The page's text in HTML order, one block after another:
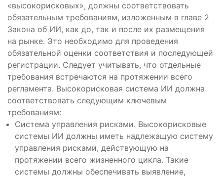
«высокорисковых», должны соответствовать
обязательным требованиям, изложенным в главе 2
Закона об ИИ, как до, так и после их размещения
на рынке. Это необходимо для проведения
обязательной оценки соответствия и последующей
регистрации. Следует учитывать, что отдельные
требования встречаются на протяжении всего
регламента. Высокорисковая система ИИ должна
соответствовать следующим ключевым
требованиям:
Система управления рисками. Высокорисковые
системы ИИ должны иметь надлежащую систему
управления рисками, действующую на
протяжении всего жизненного цикла. Такие
системы должны обеспечивать выявление,